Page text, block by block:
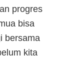
progres
bisa
bersama
kita